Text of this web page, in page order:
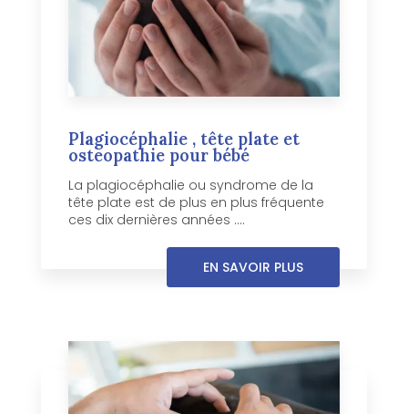
Plagiocéphalie , tête plate et
osteopathie pour bébé
La plagiocéphalie ou syndrome de la
tête plate est de plus en plus fréquente
ces dix dernières années ....
EN SAVOIR PLUS